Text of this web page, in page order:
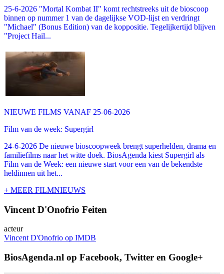
25-6-2026 "Mortal Kombat II" komt rechtstreeks uit de bioscoop
binnen op nummer 1 van de dagelijkse VOD-lijst en verdringt
"Michael" (Bonus Edition) van de koppositie. Tegelijkertijd blijven
"Project Hail...
NIEUWE FILMS VANAF 25-06-2026
Film van de week: Supergirl
24-6-2026 De nieuwe bioscoopweek brengt superhelden, drama en
familiefilms naar het witte doek. BiosAgenda kiest Supergirl als
Film van de Week: een nieuwe start voor een van de bekendste
heldinnen uit het...
+ MEER FILMNIEUWS
Vincent D'Onofrio Feiten
acteur
Vincent D'Onofrio op IMDB
BiosAgenda.nl op Facebook, Twitter en Google+